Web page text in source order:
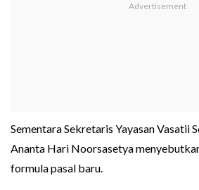
Sementara Sekretaris Yayasan Vasatii
Ananta Hari Noorsasetya
formula pasal baru.